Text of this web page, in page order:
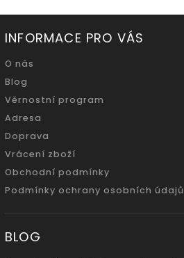
INFORMACE PRO VÁS
O nás
Blog
Věrnostní program
Adresa
Doprava
Vrácení zboží
Obchodní podmínky
Podmínky ochrany osobních údajů
BLOG